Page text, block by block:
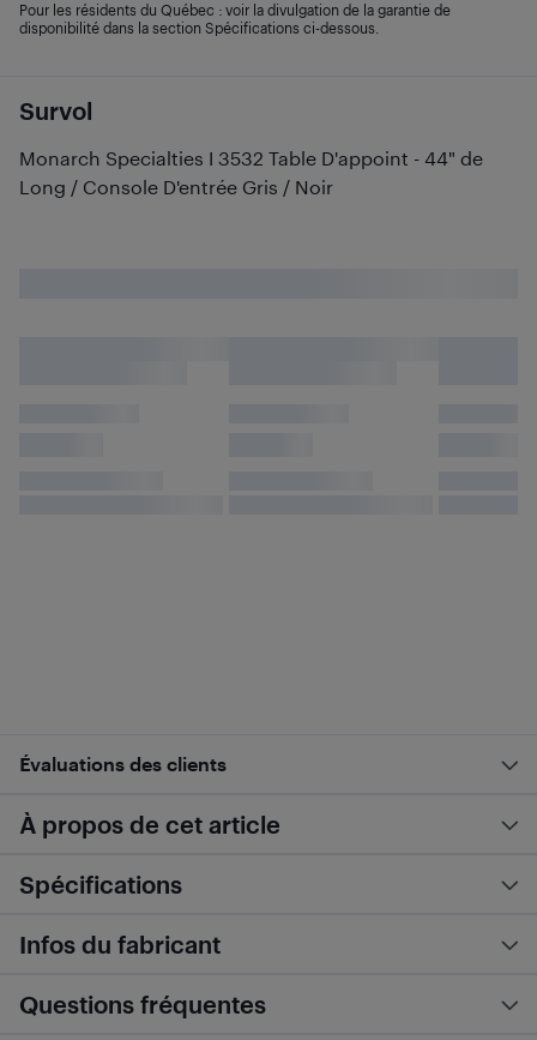
Survol
Monarch Specialties I 3532 Table D'appoint - 44" de
Long / Console D'entrée Gris / Noir
Pour les résidents du Québec : voir la divulgation de la garantie de
disponibilité dans la section Spécifications ci-dessous.
Évaluations des clients
À propos de cet article
Spécifications
Infos du fabricant
Questions fréquentes